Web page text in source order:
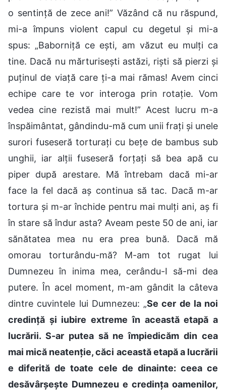
o sentință de zece ani!” Văzând că nu răspund,
mi-a împuns violent capul cu degetul și mi-a
spus: „Baborniță ce ești, am văzut eu mulți ca
tine. Dacă nu mărturisești astăzi, riști să pierzi și
puținul de viață care ți-a mai rămas! Avem cinci
echipe care te vor interoga prin rotație. Vom
vedea cine rezistă mai mult!” Acest lucru m-a
înspăimântat, gândindu-mă cum unii frați și unele
surori fuseseră torturați cu bețe de bambus sub
unghii, iar alții fuseseră forțați să bea apă cu
piper după arestare. Mă întrebam dacă mi-ar
face la fel dacă aș continua să tac. Dacă m-ar
tortura și m-ar închide pentru mai mulți ani, aș fi
în stare să îndur asta? Aveam peste 50 de ani, iar
sănătatea mea nu era prea bună. Dacă mă
omorau torturându-mă? M-am tot rugat lui
Dumnezeu în inima mea, cerându-I să-mi dea
putere. În acel moment, m-am gândit la câteva
dintre cuvintele lui Dumnezeu: „Se cer de la noi
credință și iubire extreme în această etapă a
lucrării. S-ar putea să ne împiedicăm din cea
mai mică neatenție, căci această etapă a lucrării
e diferită de toate cele de dinainte: ceea ce
desăvârșește Dumnezeu e credința oamenilor,